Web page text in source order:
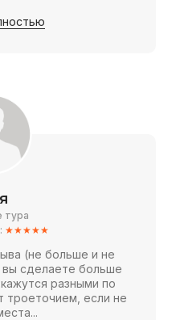
тура
★★★★★
(не больше и не
сделаете больше
разными по
троеточием, если не